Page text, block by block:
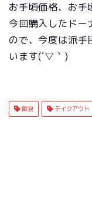
お手頃価格、お手
今回購入したドー
ので、今度は派手
います(´▽｀)
飲食 テイクアウト